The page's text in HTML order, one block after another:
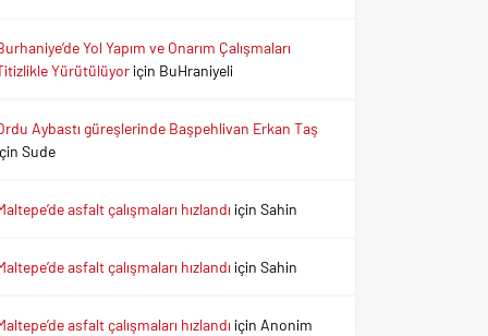
Yol Yapım ve Onarım Çalışmaları
Yürütülüyoriçin BuHraniyeli
Aybastı güreşlerinde Başpehlivan Erkan Taş
Sude
asfalt çalışmaları hızlandı içinSahin
asfalt çalışmaları hızlandı içinSahin
asfalt çalışmaları hızlandı için Anonim